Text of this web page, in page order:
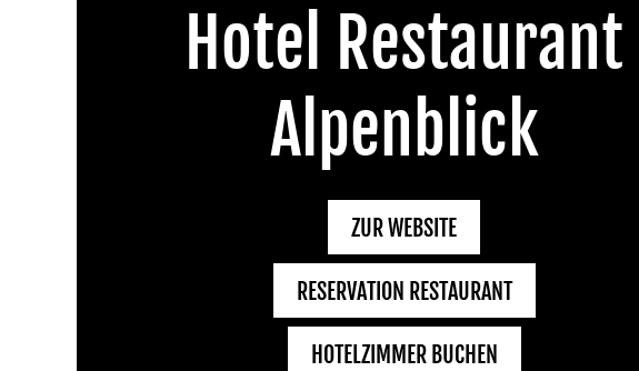
Hotel Restaurant
Alpenblick
ZUR WEBSITE
RESERVATION RESTAURANT
HOTELZIMMER BUCHEN